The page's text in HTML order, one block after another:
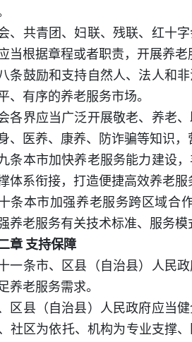
、共青团、妇联、残联、红十
当根据章程或者职责，开展养
条鼓励和支持自然人、法人和
、有序的养老服务市场。
各界应当广泛开展敬老、养老
、医养、康养、防诈骗等知识
条本市加快养老服务能力建设
体系衔接，打造便捷高效养老服
条本市加强养老服务跨区域合
养老服务有关技术标准、服务
章 支持保障
一条市、区县（自治县）人民
养老服务需求。
区县（自治县）人民政府应当
社区为依托、机构为专业支撑